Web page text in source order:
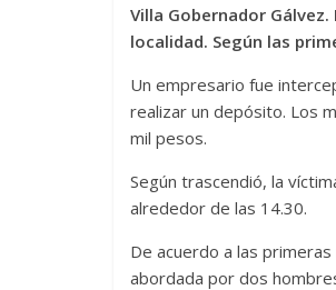
Villa Gobernador
localidad. Según las
Un empresario fue
realizar un depósito. Los
mil pesos.
Según trascendió, la
alrededor de las 14.30.
De acuerdo a las
abordada por dos